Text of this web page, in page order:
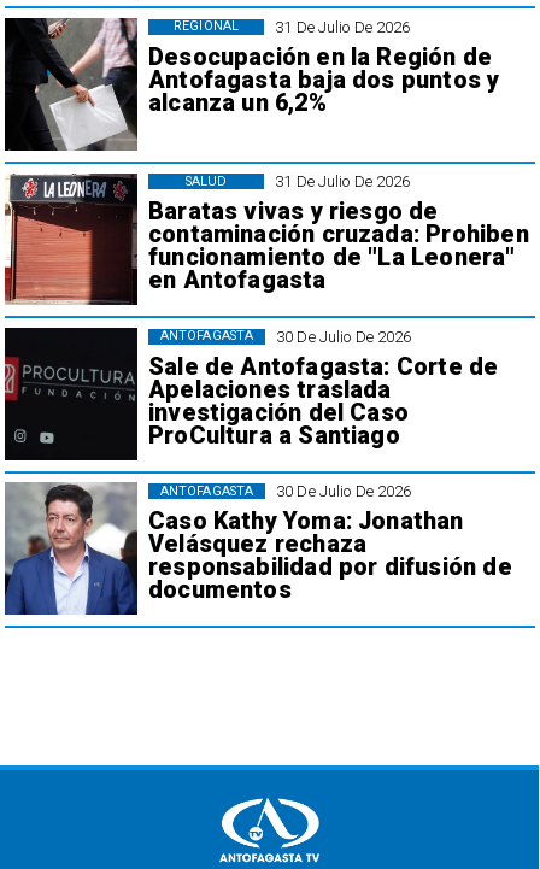
31 De Julio De 2026
Desocupación en la Región de
Antofagasta baja dos puntos y
alcanza un 6,2%
REGIONAL
31 De Julio De 2026
Baratas vivas y riesgo de
contaminación cruzada: Prohiben
funcionamiento de "La Leonera"
en Antofagasta
SALUD
30 De Julio De 2026
Sale de Antofagasta: Corte de
Apelaciones traslada
investigación del Caso
ProCultura a Santiago
ANTOFAGASTA
30 De Julio De 2026
Caso Kathy Yoma: Jonathan
Velásquez rechaza
responsabilidad por difusión de
documentos
ANTOFAGASTA